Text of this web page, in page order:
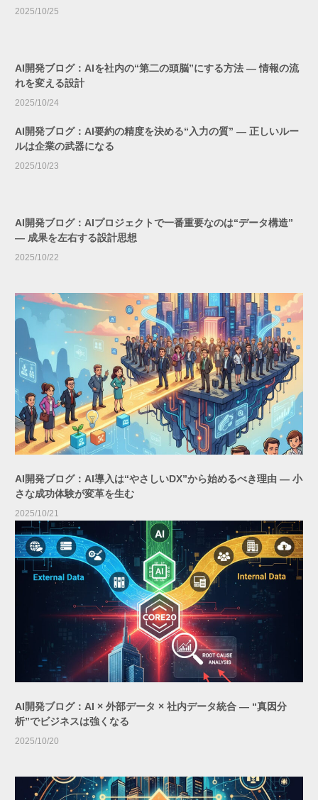
2025/10/25
AI開発ブログ：AIを社内の“第二の頭脳”にする方法 ― 情報の流
れを変える設計
2025/10/24
AI開発ブログ：AI要約の精度を決める“入力の質” ― 正しいルー
ルは企業の武器になる
2025/10/23
AI開発ブログ：AIプロジェクトで一番重要なのは“データ構造”
― 成果を左右する設計思想
2025/10/22
AI開発ブログ：AI導入は“やさしいDX”から始めるべき理由 ― 小
さな成功体験が変革を生む
2025/10/21
AI開発ブログ：AI × 外部データ × 社内データ統合 ― “真因分
析”でビジネスは強くなる
2025/10/20